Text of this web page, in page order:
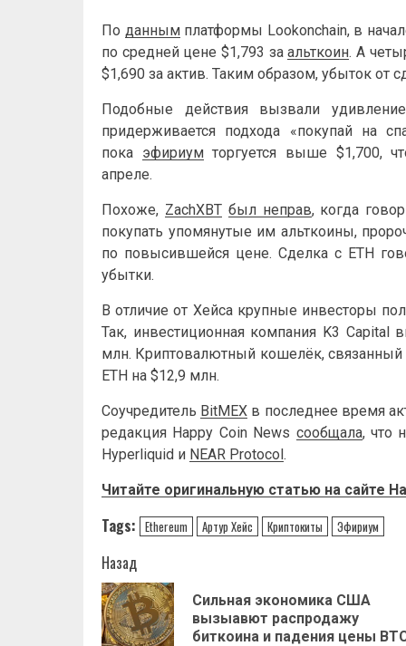
По даннымплатформы Lookonchain, в
по средней цене $1,793 заальткоин. А
$1,690 за актив. Таким образом, убыток от
Подобные действия вызвали
придерживается подхода «покупай на
пока эфириумторгуется выше $1,700,
апреле.
Похоже, ZachXBT был неправ, когда
покупать упомянутые им альткоины,
по повысившейся цене. Сделка с ETH
убытки.
В отличие от Хейса крупные инвесторы
Так, инвестиционная компания K3
млн. Криптовалютный кошелёк,
ETH на $12,9 млн.
Соучредитель BitMEX в последнее время
редакция Happy Coin News сообщала, что
Hyperliquid и NEAR Protocol.
Читайте оригинальную статью на сайте
Tags: Ethereum Артур Хейс Криптокиты Эфириум
Навигация
записи
Назад
Сильная экономика США
вызыавют распродажу
биткоина и падения цены